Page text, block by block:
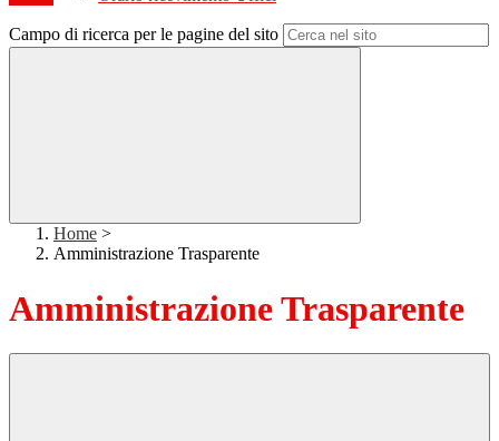
Campo di ricerca per le pagine del sito
Home >
Amministrazione Trasparente
Amministrazione Trasparente